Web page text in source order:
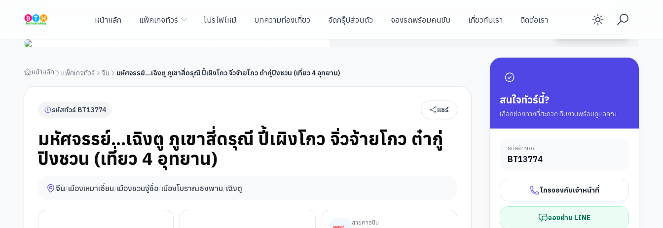
หน้าหลัก แพ็คเกจทัวร์ โปรไฟไหม้ บทความท่องเที่ยว จัดกรุ๊ปส่วนตัว จองรถพร้อมคนขับ เกี่ยวกับเรา ติดต่อเรา Enable
หน้าหลัก แพ็กเกจทัวร์ จีน มหัศจรรย์...เฉิงตู ภูเขาสี่ดรุณี ปี้เผิงโกว จิ่วจ้ายโกว ต๋ากู่ปิงชวน (เที่ยว 4 อุทยาน)
รหัสทัวร์ BT13774 แชร์
มหัศจรรย์...เฉิงตู ภูเขาสี่ดรุณี ปี้เผิงโกว จิ่วจ้ายโกว ต๋ากู่
ปิงชวน (เที่ยว 4 อุทยาน)
จีน/เมืองเหมาเซี่ยน/เมืองชวนจู่ซื่อ/เมืองโบราณซงพาน/เฉิงตู
สายการบิน
สนใจทัวร์นี้?
เลือกช่องทางที่สะดวก ทีมงานพร้อมดูแลคุณ
รหัสอ้างอิง
BT13774
โทรจองกับเจ้าหน้าที่
จองผ่าน LINE